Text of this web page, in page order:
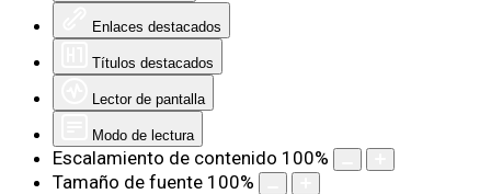
Enlaces destacados
Títulos destacados
Lector de pantalla
Modo de lectura
Escalamiento de contenido 100%
Tamaño de fuente 100%